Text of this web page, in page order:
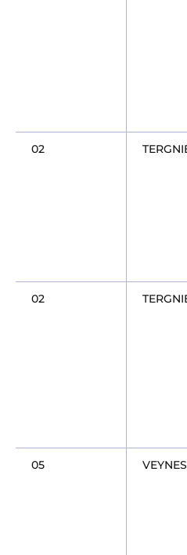
02
02
05 VEYNES